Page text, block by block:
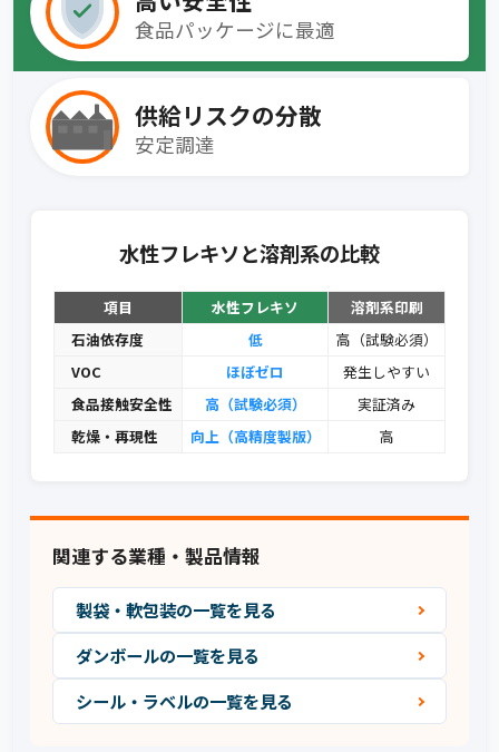
食品パッケージに最適
供給リスクの分散
安定調達
水性フレキソと溶剤系の比較
項目 水性フレキソ
溶剤系印刷
石油依存度
低
高（試験必須）
VOC
ほぼゼロ
発生しやすい
食品接触安全性
高（試験必須）
実証済み
乾燥・再現性
向上（高精度製版） 高
関連する業種・製品情報
製袋・軟包装の一覧を見る
ダンボールの一覧を見る
シール・ラベルの一覧を見る